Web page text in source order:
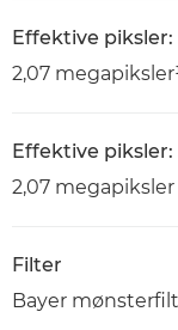
Effektive piksler:
2,07
Effektive
2,07 megapiksler
Filter
Bayer